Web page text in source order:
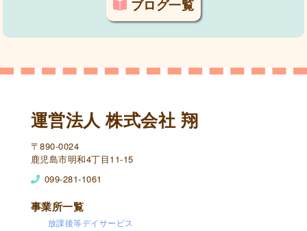
ブログ一覧
運営法人 株式会社 翔
〒890-0024
鹿児島市明和4丁目11-15
099-281-1061
事業所一覧
放課後等デイサービス